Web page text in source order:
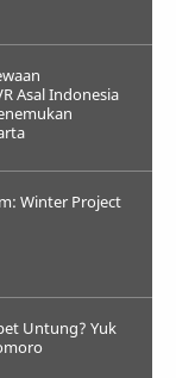
Asal Indonesia
Winter Project
Untung? Yuk